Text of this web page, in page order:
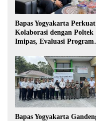
Bapas Yogyakarta Perkuat
Kolaborasi dengan Poltek
Imipas, Evaluasi Program
Bapas Yogyakarta